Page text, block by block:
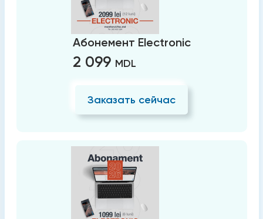
Абонемент Electronic
2 099 MDL
Заказать сейчас